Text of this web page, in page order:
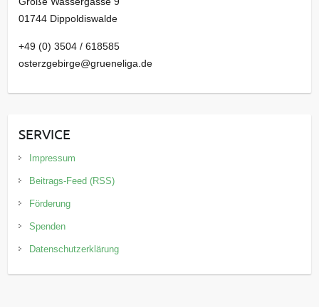
01744 Dippoldiswalde
+49 (0) 3504 / 618585
osterzgebirge@grueneliga.de
SERVICE
Impressum
Beitrags-Feed (RSS)
Förderung
Spenden
Datenschutzerklärung